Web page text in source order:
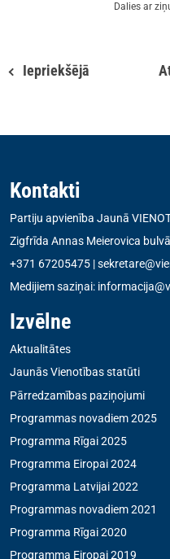
Dalies ar
Iepriekšējā
Kontakti
Partiju apvienība Jaunā
Zigfrīda Annas Meierovica
+371 67205475 |
Medijiem saziņai:
Izvēlne
Aktualitātes
Jaunās Vienotības statūti
Pārredzamības paziņojumi
Programmas novadiem 2025
Programma Rīgai 2025
Programma Eiropai 2024
Programma Latvijai 2022
Programmas novadiem 2021
Programma Rīgai 2020
Programma Eiropai 2019